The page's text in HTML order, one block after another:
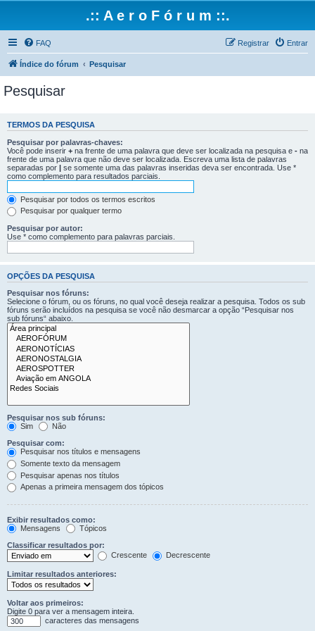
.:: A e r o F ó r u m ::.
FAQ Entrar
Registrar
Índice do fórum Pesquisar
Pesquisar
TERMOS DA PESQUISA
Pesquisar por palavras-chaves:
Você pode inserir + na frente de uma palavra que deve ser localizada na pesquisa e - na
frente de uma palavra que não deve ser localizada. Escreva uma lista de palavras
separadas por | se somente uma das palavras inseridas deva ser encontrada. Use *
como complemento para resultados parciais.
Pesquisar por todos os termos escritos
Pesquisar por qualquer termo
Pesquisar por autor:
Use * como complemento para palavras parciais.
OPÇÕES DA PESQUISA
Pesquisar nos fóruns:
Selecione o fórum, ou os fóruns, no qual você deseja realizar a pesquisa. Todos os sub
fóruns serão incluídos na pesquisa se você não desmarcar a opção “Pesquisar nos
sub fóruns“ abaixo.
Pesquisar nos sub fóruns:
Sim
Não
Pesquisar com:
Pesquisar nos títulos e mensagens
Somente texto da mensagem
Pesquisar apenas nos títulos
Apenas a primeira mensagem dos tópicos
Exibir resultados como:
Mensagens
Tópicos
Classificar resultados por:
Crescente
Decrescente
Limitar resultados anteriores:
Voltar aos primeiros:
Digite 0 para ver a mensagem inteira.
caracteres das mensagens